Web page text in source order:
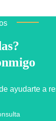
ayudarte a